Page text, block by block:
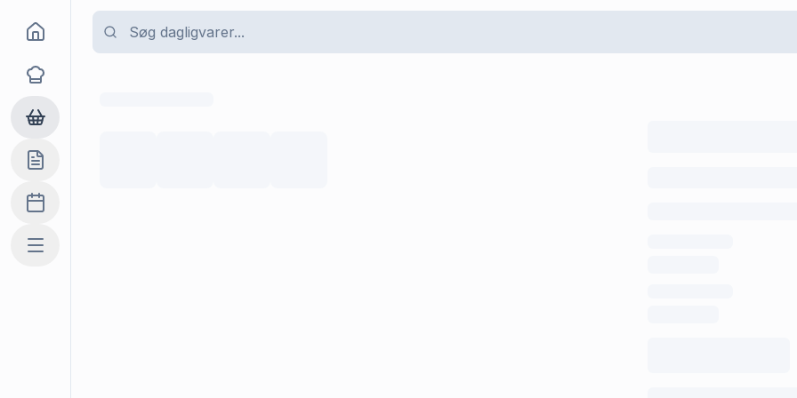
Goma
Opskrifter
Dagligvarer
Indkøbslisten
Madplan
Mere